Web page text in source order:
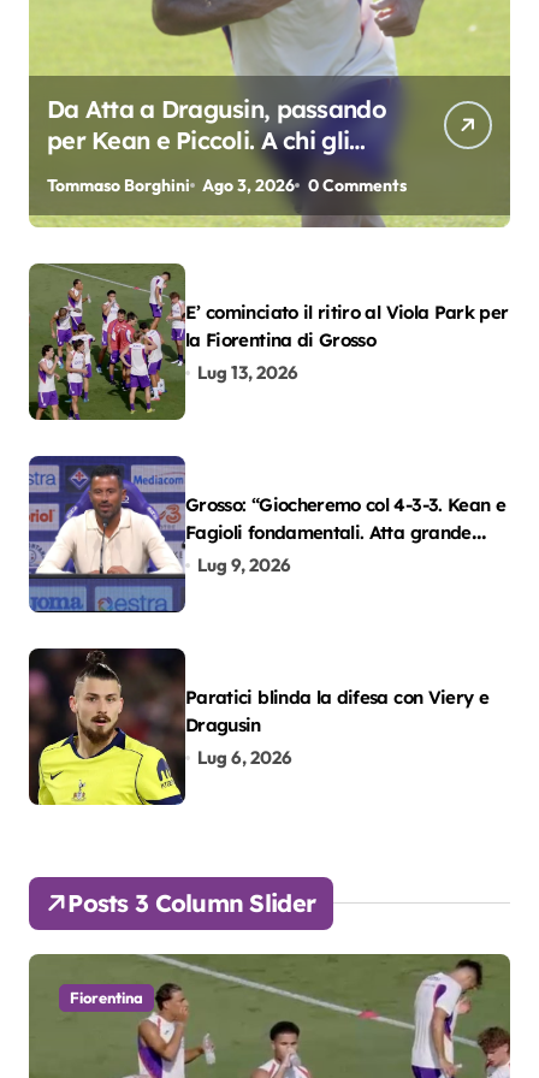
Da Atta a Dragusin, passando
per Kean e Piccoli. A chi gli
oscar del precampionato?
Tommaso Borghini Ago 3, 2026 0 Comments
E’ cominciato il ritiro al Viola Park per
la Fiorentina di Grosso
Lug 13, 2026
Grosso: “Giocheremo col 4-3-3. Kean e
Fagioli fondamentali. Atta grande
colpo”
Lug 9, 2026
Paratici blinda la difesa con Viery e
Dragusin
Lug 6, 2026
Posts 3 Column Slider
Fiorentina